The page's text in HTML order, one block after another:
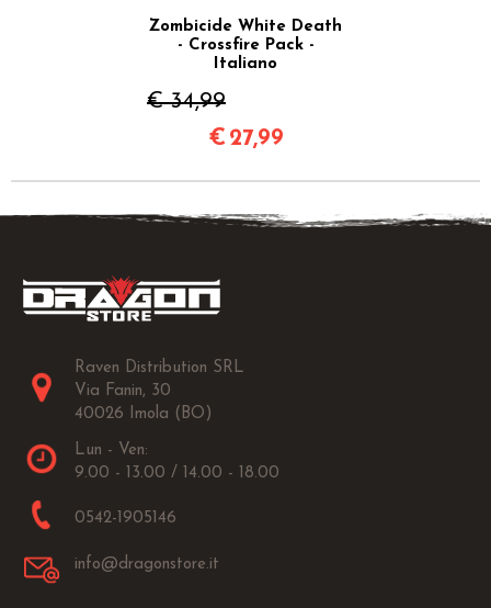
Zombicide White Death
- Crossfire Pack -
Italiano
€ 34,99
€ 27,99
Raven Distribution SRL
Via Fanin, 30
40026 Imola (BO)
Lun - Ven:
9.00 - 13.00 / 14.00 - 18.00
0542-1905146
info@dragonstore.it